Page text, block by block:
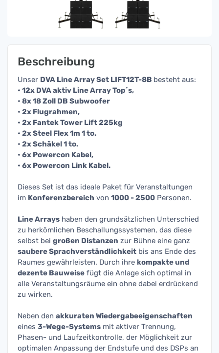
Beschreibung
Unser DVA Line Array Set LIFT12T-8B besteht aus:
• 12x DVA aktiv Line Array Top´s,
• 8x 18 Zoll DB Subwoofer
• 2x Flugrahmen,
• 2x Fantek Tower Lift 225kg
• 2x Steel Flex 1m 1 to.
• 2x Schäkel 1 to.
• 6x Powercon Kabel,
• 6x Powercon Link Kabel.
Dieses Set ist das ideale Paket für Veranstaltungen
im Konferenzbereich von 1000 - 2500 Personen.
Line Arrays haben den grundsätzlichen Unterschied
zu herkömlichen Beschallungssystemen, das diese
selbst bei großen Distanzen zur Bühne eine ganz
saubere Sprachverständlichkeit bis ans Ende des
Raumes gewährleisten. Durch ihre kompakte und
dezente Bauweise fügt die Anlage sich optimal in
alle Veranstaltungsräume ein ohne dabei erdrückend
zu wirken.
Neben den akkuraten Wiedergabeeigenschaften
eines 3-Wege-Systems mit aktiver Trennung,
Phasen- und Laufzeitkontrolle, der Möglichkeit zur
optimalen Anpassung der Endstufe und des DSPs an